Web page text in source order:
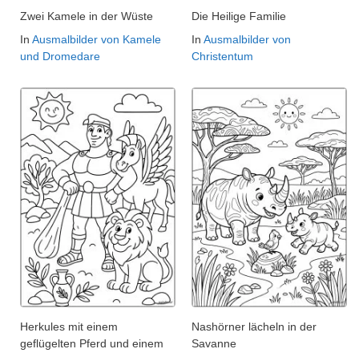
Zwei Kamele in der Wüste
In Ausmalbilder von Kamele
und Dromedare
Die Heilige Familie
In Ausmalbilder von
Christentum
Herkules mit einem
geflügelten Pferd und einem
Nashörner lächeln in der
Savanne